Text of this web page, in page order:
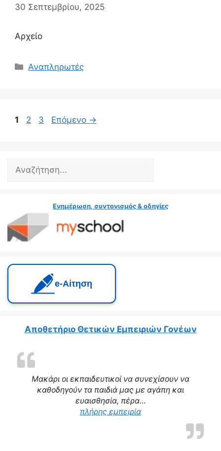
30 Σεπτεμβρίου, 2025
Αρχείο
Κατηγορίες
Αναπληρωτές
Σελίδα
1 Σελίδα
2 Σελίδα
3 Επόμενο →
Search
Ενημέρωση, συντονισμός & οδηγίες
e‑Αίτηση
Μακάρι οι εκπαιδευτικοί να συνεχίσουν να
καθοδηγούν τα παιδιά μας με αγάπη και
ευαισθησία, πέρα…
πλήρης εμπειρία“Η δασκάλα μας
Αποθετήριο Θετικών Εμπειριών Γονέων